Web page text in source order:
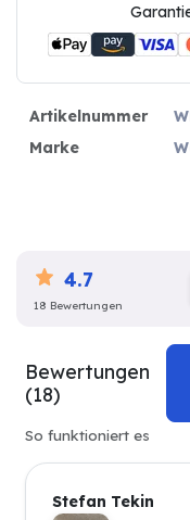
Artikelnummer
Marke
4.7
18 Bewertungen
Bewertungen
(18)
So funktioniert es
Stefan Tekin